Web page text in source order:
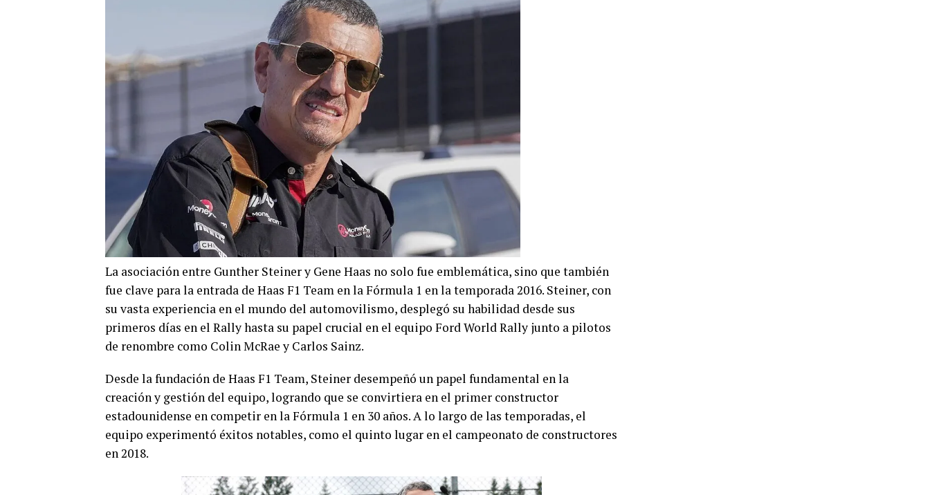
La asociación entre Gunther Steiner y Gene Haas no solo fue emblemática, sino que también
fue clave para la entrada de Haas F1 Team en la Fórmula 1 en la temporada 2016. Steiner, con
su vasta experiencia en el mundo del automovilismo, desplegó su habilidad desde sus
primeros días en el Rally hasta su papel crucial en el equipo Ford World Rally junto a pilotos
de renombre como Colin McRae y Carlos Sainz.
Desde la fundación de Haas F1 Team, Steiner desempeñó un papel fundamental en la
creación y gestión del equipo, logrando que se convirtiera en el primer constructor
estadounidense en competir en la Fórmula 1 en 30 años. A lo largo de las temporadas, el
equipo experimentó éxitos notables, como el quinto lugar en el campeonato de constructores
en 2018.